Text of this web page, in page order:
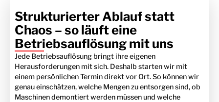
Strukturierter Ablauf statt
Chaos – so läuft eine
Betriebsauflösung mit uns
Jede Betriebsauflösung bringt ihre eigenen
Herausforderungen mit sich. Deshalb starten wir mit
einem persönlichen Termin direkt vor Ort. So können wir
genau einschätzen, welche Mengen zu entsorgen sind, ob
Maschinen demontiert werden müssen und welche